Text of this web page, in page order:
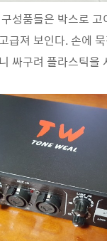
성품들은 박스로 고
급져 보인다. 손에
싸구려 플라스틱을